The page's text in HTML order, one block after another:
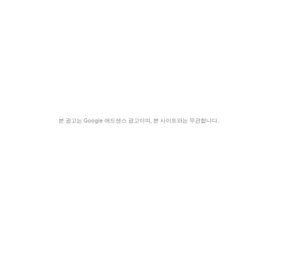
본 광고는 Google 애드센스 광고이며, 본 사이트와는 무관합니다.